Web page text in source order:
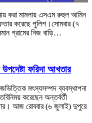
করা মামলায় এসএম রুহুল আমিন
করেছে পুলিশ।সোমবার (৭
গ্রামের নিজ বাড়ি…
ফরিদা আখতার
মৎস্যসম্পদ ব্যবস্থাপনা
করেছেন অন্তর্বর্তী
আজ রোববার (৬ জুলাই) দুপুরে